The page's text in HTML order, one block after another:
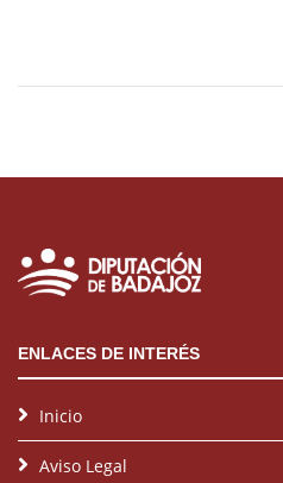
ENLACES DE INTERÉS
Inicio
Aviso Legal